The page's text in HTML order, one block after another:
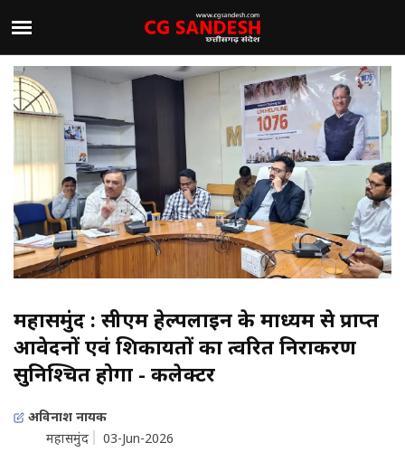
महासमुंद : सीएम हेल्पलाईन के माध्यम से प्राप्त
आवेदनों एवं शिकायतों का त्वरित निराकरण
सुनिश्चित होगा - कलेक्टर
अविनाश नायक
महासमुंद
03-Jun-2026